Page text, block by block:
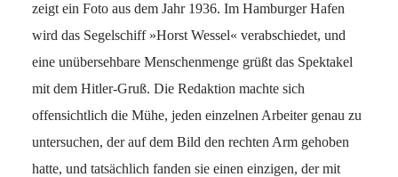
zeigt ein Foto aus dem Jahr 1936. Im Hamburger Hafen
wird das Segelschiff »Horst Wessel« verabschiedet, und
eine unübersehbare Menschenmenge grüßt das Spektakel
mit dem Hitler-Gruß. Die Redaktion machte sich
offensichtlich die Mühe, jeden einzelnen Arbeiter genau zu
untersuchen, der auf dem Bild den rechten Arm gehoben
hatte, und tatsächlich fanden sie einen einzigen, der mit